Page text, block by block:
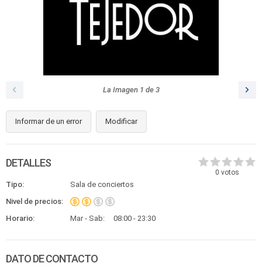
La Imagen 1 de 3
Informar de un error Modificar
0 votos
DETALLES
Tipo:
Sala de conciertos
Nivel de precios:
Horario:
Mar - Sab: 08:00 - 23:30
DATO DE CONTACTO